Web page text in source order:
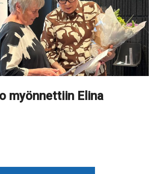
myönnettiin Elina